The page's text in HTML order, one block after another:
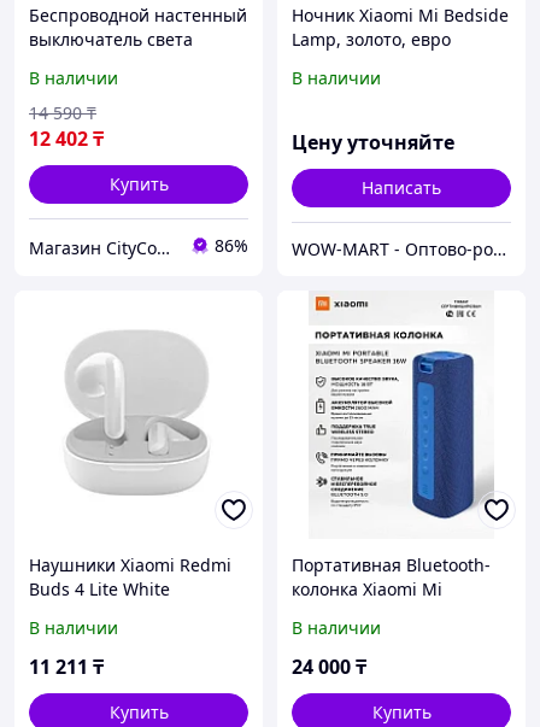
Беспроводной настенный
выключатель света
Light Switch dual,
двойной, ZigBee. Арт.5270
В наличии
12 402₸
14 590 ₸
Купить
Магазин CityCom.kz +7-727-250-1209 86%
Ночник Xiaomi Mi Bedside
Lamp, золото, евро
В наличии
Цену уточняйте
Написать
WOW-MART - Оптово-розничный Склад - товары на заказ до двери
Наушники Xiaomi Redmi
Buds 4 Lite White
В наличии
11 211 ₸
Купить
Портативная Bluetooth-
колонка Xiaomi Mi
DB
В наличии
24 000₸
Купить